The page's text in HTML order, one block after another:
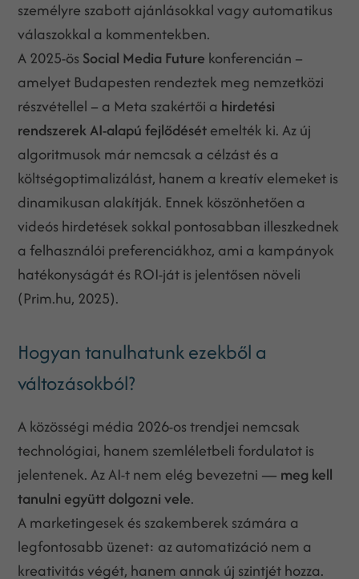
személyre szabott ajánlásokkal vagy automatikus
válaszokkal a kommentekben.
A 2025-ös Social Media Future konferencián –
amelyet Budapesten rendeztek meg nemzetközi
részvétellel – a Meta szakértői a hirdetési
rendszerek AI-alapú fejlődésétemelték ki. Az új
algoritmusok már nemcsak a célzást és a
költségoptimalizálást, hanem a kreatív elemeket is
dinamikusan alakítják. Ennek köszönhetően a
videós hirdetések sokkal pontosabban illeszkednek
a felhasználói preferenciákhoz, ami a kampányok
hatékonyságát és ROI-ját is jelentősen növeli
(Prim.hu, 2025).
Hogyan tanulhatunk ezekből a
változásokból?
A közösségi média 2026-os trendjei nemcsak
technológiai, hanem szemléletbeli fordulatot is
jelentenek. Az AI-t nem elég bevezetni — meg kell
tanulni együtt dolgozni vele.
A marketingesek és szakemberek számára a
legfontosabb üzenet: az automatizáció nem a
kreativitás végét, hanem annak új szintjét hozza.